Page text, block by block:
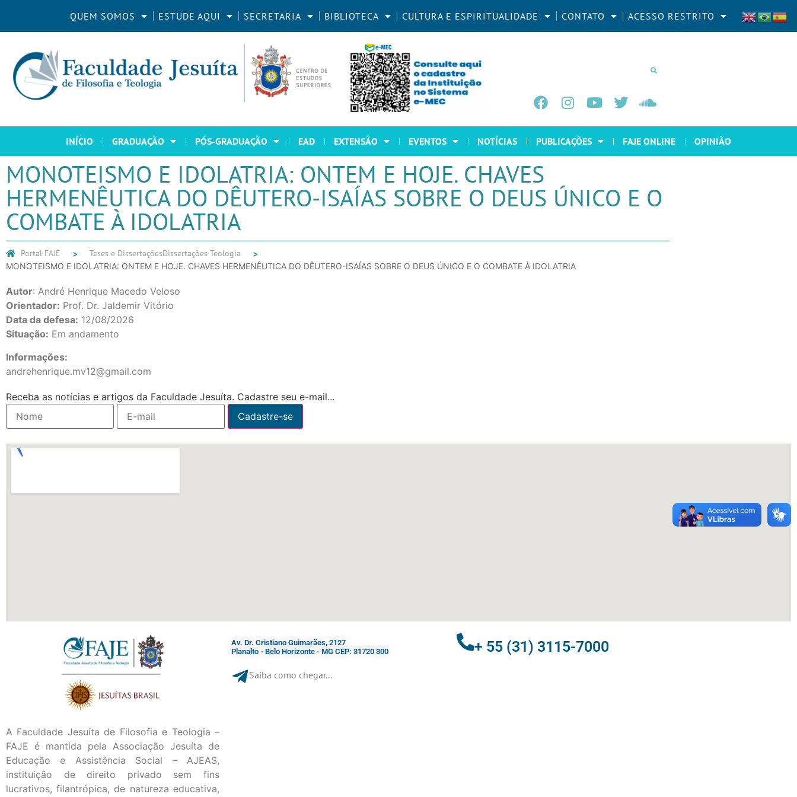
QUEM SOMOS ESTUDE AQUI SECRETARIA BIBLIOTECA CULTURA E ESPIRITUALIDADE CONTATO ACESSO RESTRITO
INÍCIO GRADUAÇÃO PÓS-GRADUAÇÃO EAD EXTENSÃO EVENTOS NOTÍCIAS PUBLICAÇÕES FAJE ONLINE OPINIÃO
MONOTEISMO E IDOLATRIA: ONTEM E HOJE. CHAVES
HERMENÊUTICA DO DÊUTERO-ISAÍAS SOBRE O DEUS ÚNICO E O
COMBATE À IDOLATRIA
Portal FAJE Teses e DissertaçõesDissertações Teologia
MONOTEISMO E IDOLATRIA: ONTEM E HOJE. CHAVES HERMENÊUTICA DO DÊUTERO-ISAÍAS SOBRE O DEUS ÚNICO E O COMBATE À IDOLATRIA
Autor: André Henrique Macedo Veloso
Orientador: Prof. Dr. Jaldemir Vitório
Data da defesa: 12/08/2026
Situação: Em andamento
Informações:
andrehenrique.mv12@gmail.com
Receba as notícias e artigos da Faculdade Jesuíta. Cadastre seu e-mail...
A Faculdade Jesuíta de Filosofia e Teologia –
FAJE é mantida pela Associação Jesuíta de
Educação e Assistência Social – AJEAS,
instituição de direito privado sem fins
lucrativos, filantrópica, de natureza educativa,
Av. Dr. Cristiano Guimarães, 2127
Planalto - Belo Horizonte - MG CEP: 31720 300
Saiba como chegar...
+ 55 (31) 3115-7000​